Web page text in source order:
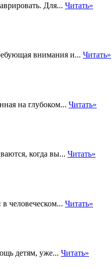
Для... Читать»
внимания и... Читать»
на глубоком... Читать»
когда вы... Читать»
человеческом... Читать»
детям, уже... Читать»